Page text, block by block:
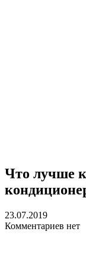
Что лучше
23.07.2019
Комментариев нет